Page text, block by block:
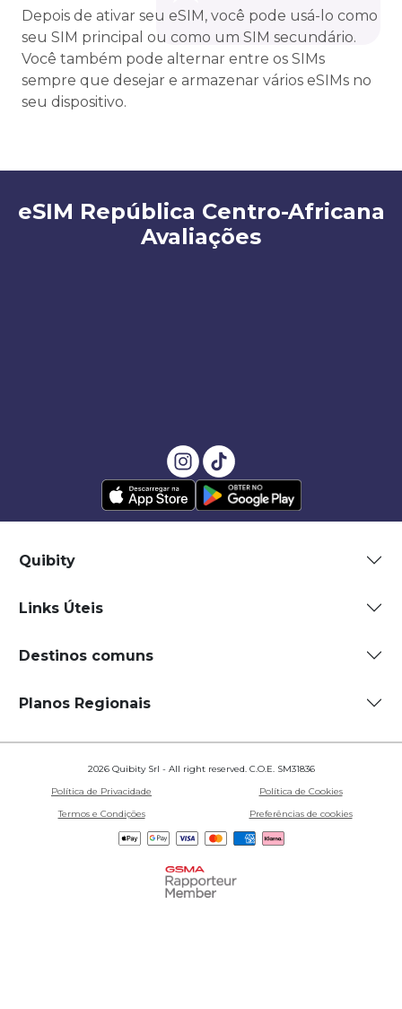
Depois de ativar seu eSIM, você pode usá-lo como
seu SIM principal ou como um SIM secundário.
Você também pode alternar entre os SIMs
sempre que desejar e armazenar vários eSIMs no
seu dispositivo.
eSIM República Centro-Africana
Avaliações
Quibity
Links Úteis
Destinos comuns
Planos Regionais
2026 Quibity Srl - All right reserved. C.O.E. SM31836
Política de Privacidade
Política de Cookies
Termos e Condições
Preferências de cookies